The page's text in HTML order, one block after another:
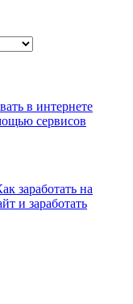
в интернете
сервисов
заработать на
и заработать